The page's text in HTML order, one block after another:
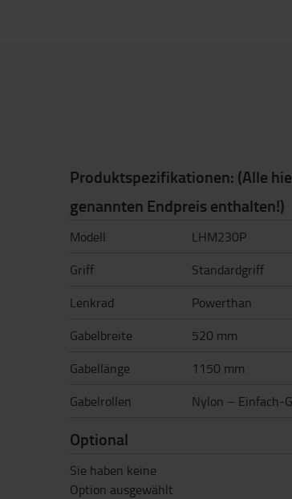
Produktspezifikationen: (Alle
genannten Endpreis enthalten!)
Modell LHM230P
Griff
Standardgriff
Lenkrad
Powerthan
Gabelbreite
520 mm
Gabellänge 1150 mm
Gabelrollen Nylon – Einfach-
Optional
Sie haben keine
Option ausgewählt